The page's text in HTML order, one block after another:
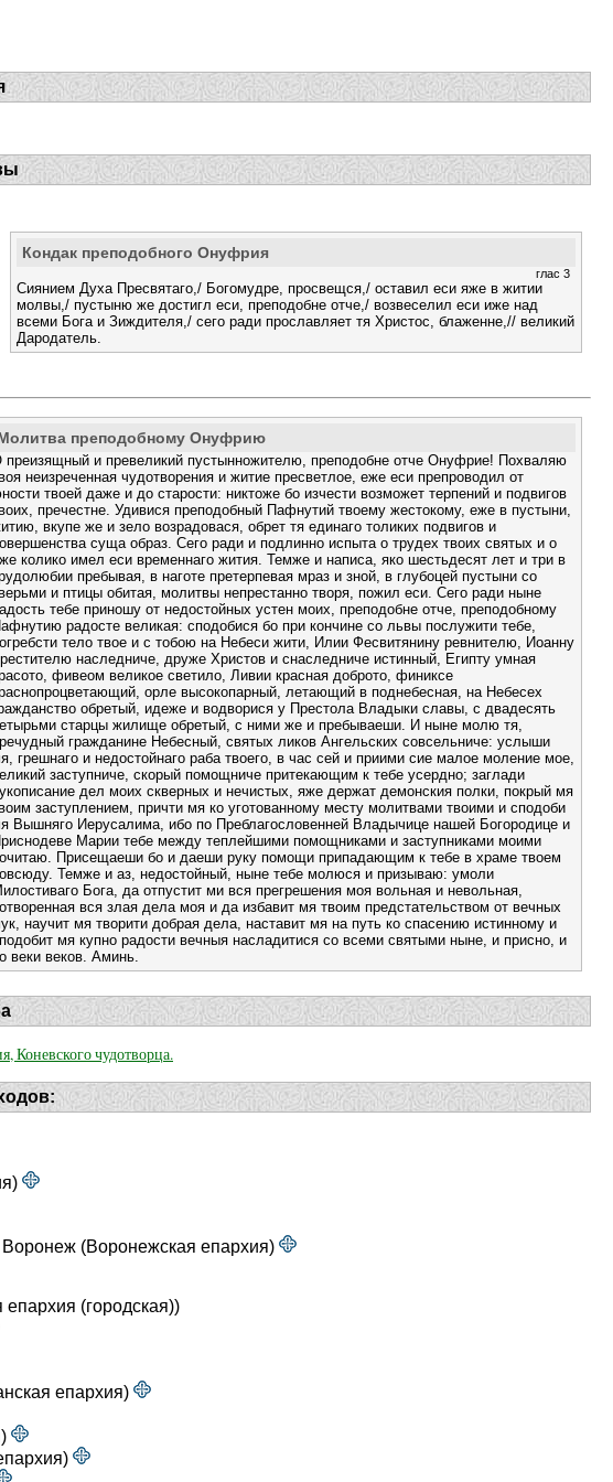
Кондак преподобного Онуфрия
глас 3
Сиянием Духа Пресвятаго,/ Богомудре, просвещся,/ оставил еси яже в житии
молвы,/ пустыню же достигл еси, преподобне отче,/ возвеселил еси иже над
всеми Бога и Зиждителя,/ сего ради прославляет тя Христос, блаженне,// великий
Дародатель.
преподобному Онуфрию
преизящный и превеликий пустынножителю, преподобне отче Онуфрие! Похваляю
неизреченная чудотворения и житие пресветлое, еже еси препроводил от
твоей даже и до старости: никтоже бо изчести возможет терпений и подвигов
пречестне. Удивися преподобный Пафнутий твоему жестокому, еже в пустыни,
вкупе же и зело возрадовася, обрет тя единаго толиких подвигов и
суща образ. Сего ради и подлинно испыта о трудех твоих святых и о
колико имел еси временнаго жития. Темже и написа, яко шестьдесят лет и три в
пребывая, в наготе претерпевая мраз и зной, в глубоцей пустыни со
и птицы обитая, молитвы непрестанно творя, пожил еси. Сего ради ныне
тебе приношу от недостойных устен моих, преподобне отче, преподобному
радосте великая: сподобися бо при кончине со львы послужити тебе,
тело твое и с тобою на Небеси жити, Илии Фесвитянину ревнителю, Иоанну
наследниче, друже Христов и снаследниче истинный, Египту умная
фивеом великое светило, Ливии красная доброто, финиксе
орле высокопарный, летающий в поднебесная, на Небесех
обретый, идеже и водворися у Престола Владыки славы, с двадесять
старцы жилище обретый, с ними же и пребываеши. И ныне молю тя,
гражданине Небесный, святых ликов Ангельских совсельниче: услыши
грешнаго и недостойнаго раба твоего, в час сей и приими сие малое моление мое,
заступниче, скорый помощниче притекающим к тебе усердно; заглади
дел моих скверных и нечистых, яже держат демонския полки, покрый мя
заступлением, причти мя ко уготованному месту молитвами твоими и сподоби
Вышняго Иерусалима, ибо по Преблагословенней Владычице нашей Богородице и
Марии тебе между теплейшими помощниками и заступниками моими
Присещаеши бо и даеши руку помощи припадающим к тебе в храме твоем
Темже и аз, недостойный, ныне тебе молюся и призываю: умоли
Бога, да отпустит ми вся прегрешения моя вольная и невольная,
вся злая дела моя и да избавит мя твоим предстательством от вечных
научит мя творити добрая дела, наставит мя на путь ко спасению истинному и
мя купно радости вечныя насладитися со всеми святыми ныне, и присно, и
веки веков. Аминь.
Коневского чудотворца.
(Воронежская епархия)
(городская))
епархия)